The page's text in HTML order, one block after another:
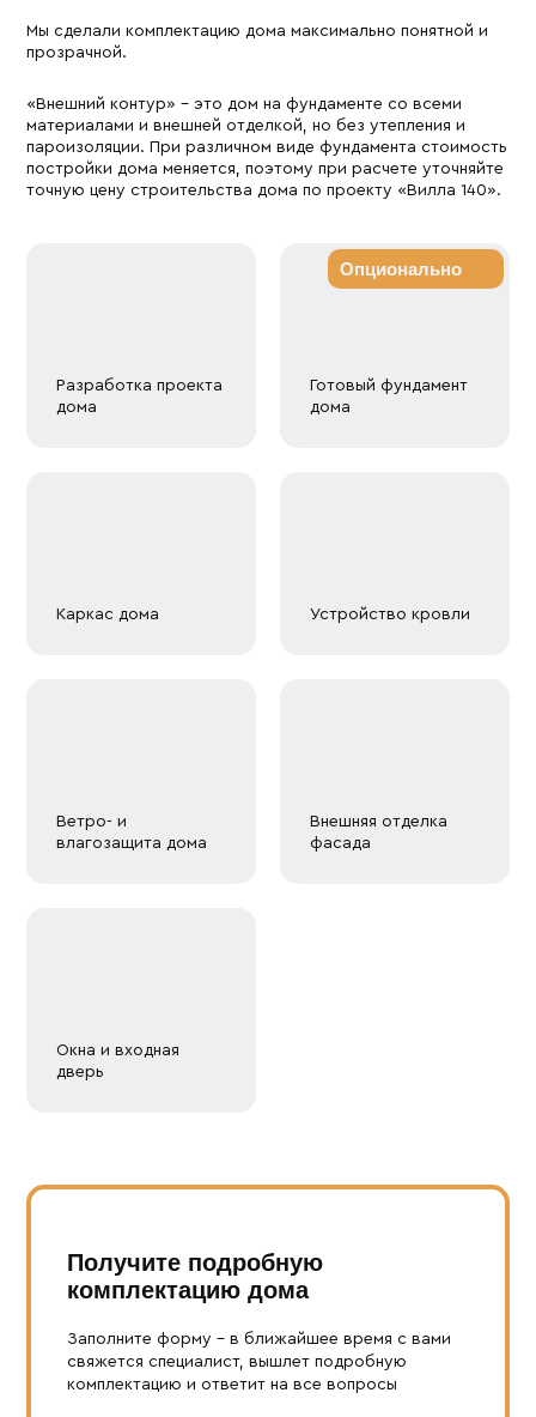
Мы сделали комплектацию дома максимально понятной и
прозрачной.
«Внешний контур» – это дом на фундаменте со всеми
материалами и внешней отделкой, но без утепления и
пароизоляции. При различном виде фундамента стоимость
постройки дома меняется, поэтому при расчете уточняйте
точную цену строительства дома по проекту «Вилла 140».
Разработка проекта
дома
Опционально
Готовый фундамент
дома
Каркас дома Устройство кровли
Ветро- и
влагозащита дома
Внешняя отделка
фасада
Окна и входная
дверь
Получите подробную
комплектацию дома
Заполните форму – в ближайшее время с вами
свяжется специалист, вышлет подробную
комплектацию и ответит на все вопросы